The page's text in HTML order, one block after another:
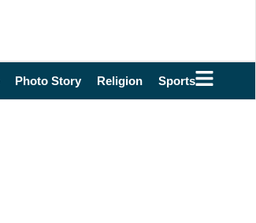
Photo Story Religion Sports